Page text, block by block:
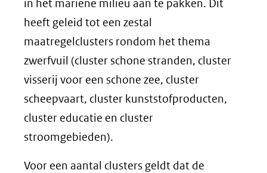
in het mariene milieu aan te pakken. Dit
heeft geleid tot een zestal
maatregelclusters rondom het thema
zwerfvuil (cluster schone stranden, cluster
visserij voor een schone zee, cluster
scheepvaart, cluster kunststofproducten,
cluster educatie en cluster
stroomgebieden).
Voor een aantal clusters geldt dat de